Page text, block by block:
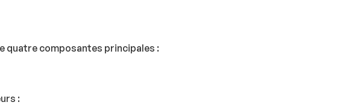
quatre composantes principales :
: